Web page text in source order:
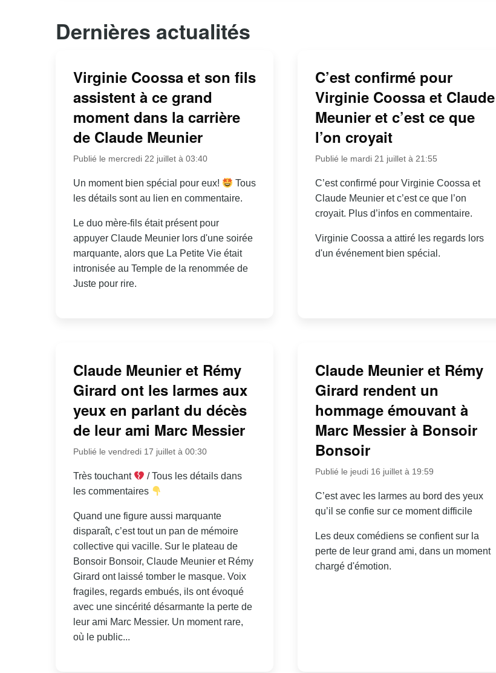
Dernières actualités
Virginie Coossa et son fils
assistent à ce grand
moment dans la carrière
de Claude Meunier
Publié le mercredi 22 juillet à 03:40
Un moment bien spécial pour eux!
Tous
les détails sont au lien en commentaire.
Le duo mère-fils était présent pour
appuyer Claude Meunier lors d'une soirée
marquante, alors que La Petite Vie était
intronisée au Temple de la renommée de
Juste pour rire.
C’est confirmé pour
Virginie Coossa et Claude
Meunier et c’est ce que
l’on croyait
Publié le mardi 21 juillet à 21:55
C’est confirmé pour Virginie Coossa et
Claude Meunier et c’est ce que l’on
croyait. Plus d’infos en commentaire.
Virginie Coossa a attiré les regards lors
d'un événement bien spécial.
Claude Meunier et Rémy
Girard ont les larmes aux
yeux en parlant du décès
de leur ami Marc Messier
Publié le vendredi 17 juillet à 00:30
Très touchant
/ Tous les détails dans
les commentaires
Quand une figure aussi marquante
disparaît, c’est tout un pan de mémoire
collective qui vacille. Sur le plateau de
Bonsoir Bonsoir, Claude Meunier et Rémy
Girard ont laissé tomber le masque. Voix
fragiles, regards embués, ils ont évoqué
avec une sincérité désarmante la perte de
leur ami Marc Messier. Un moment rare,
où le public...
Claude Meunier et Rémy
Girard rendent un
hommage émouvant à
Marc Messier à Bonsoir
Bonsoir
Publié le jeudi 16 juillet à 19:59
C’est avec les larmes au bord des yeux
qu’il se confie sur ce moment difficile
Les deux comédiens se confient sur la
perte de leur grand ami, dans un moment
chargé d'émotion.